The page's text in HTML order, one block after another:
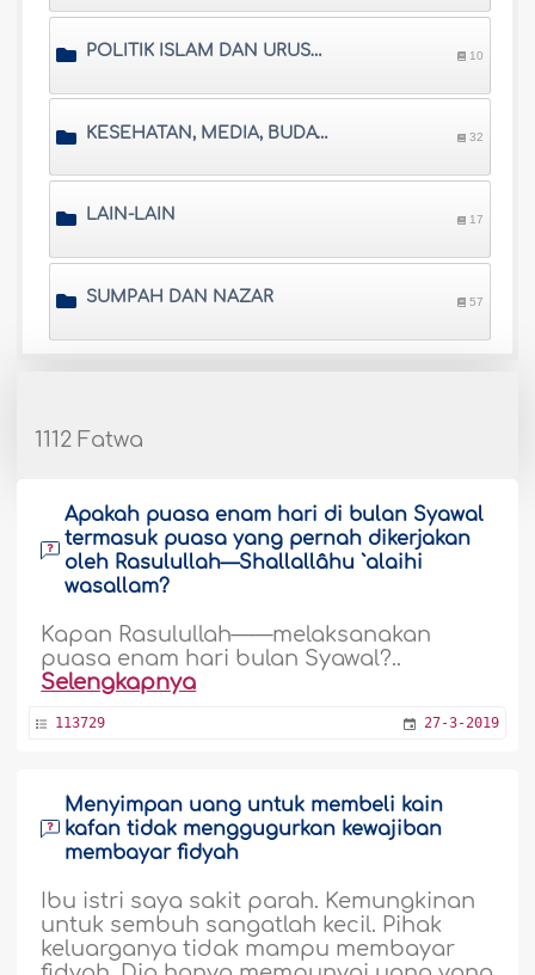
POLITIK ISLAM DAN URUSAN INTERNASIONAL 10
KESEHATAN, MEDIA, BUDAYA, DAN SARANA HIBURAN 32
LAIN-LAIN 17
SUMPAH DAN NAZAR 57
1112 Fatwa
Apakah puasa enam hari di bulan Syawal
termasuk puasa yang pernah dikerjakan
oleh Rasulullah—Shallallâhu `alaihi
wasallam?
Kapan Rasulullah——melaksanakan
puasa enam hari bulan Syawal?..
Selengkapnya
113729 27-3-2019
Menyimpan uang untuk membeli kain
kafan tidak menggugurkan kewajiban
membayar fidyah
Ibu istri saya sakit parah. Kemungkinan
untuk sembuh sangatlah kecil. Pihak
keluarganya tidak mampu membayar